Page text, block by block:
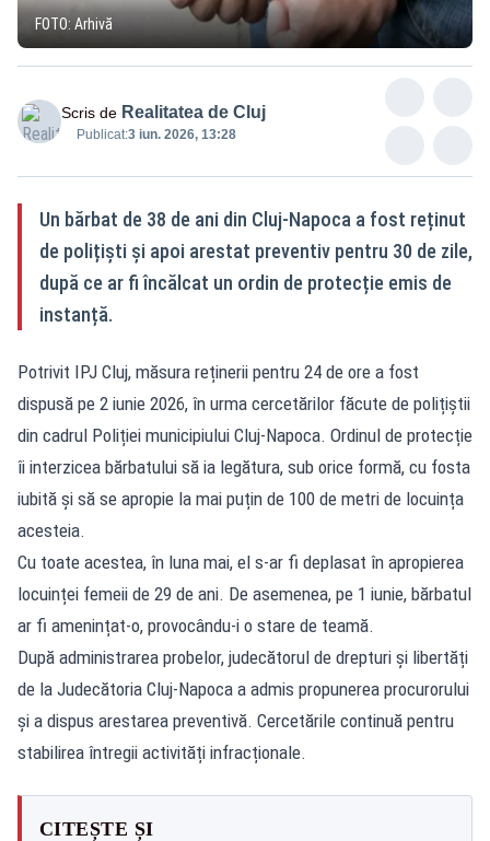
FOTO: Arhivă
Scris de Realitatea de Cluj
Publicat:3 iun. 2026, 13:28
Un bărbat de 38 de ani din Cluj-Napoca a fost reținut
de polițiști și apoi arestat preventiv pentru 30 de zile,
după ce ar fi încălcat un ordin de protecție emis de
instanță.
Potrivit IPJ Cluj, măsura reținerii pentru 24 de ore a fost
dispusă pe 2 iunie 2026, în urma cercetărilor făcute de polițiștii
din cadrul Poliției municipiului Cluj-Napoca. Ordinul de protecție
îi interzicea bărbatului să ia legătura, sub orice formă, cu fosta
iubită și să se apropie la mai puțin de 100 de metri de locuința
acesteia.
Cu toate acestea, în luna mai, el s-ar fi deplasat în apropierea
locuinței femeii de 29 de ani. De asemenea, pe 1 iunie, bărbatul
ar fi amenințat-o, provocându-i o stare de teamă.
După administrarea probelor, judecătorul de drepturi și libertăți
de la Judecătoria Cluj-Napoca a admis propunerea procurorului
și a dispus arestarea preventivă. Cercetările continuă pentru
stabilirea întregii activități infracționale.
CITEȘTE ȘI